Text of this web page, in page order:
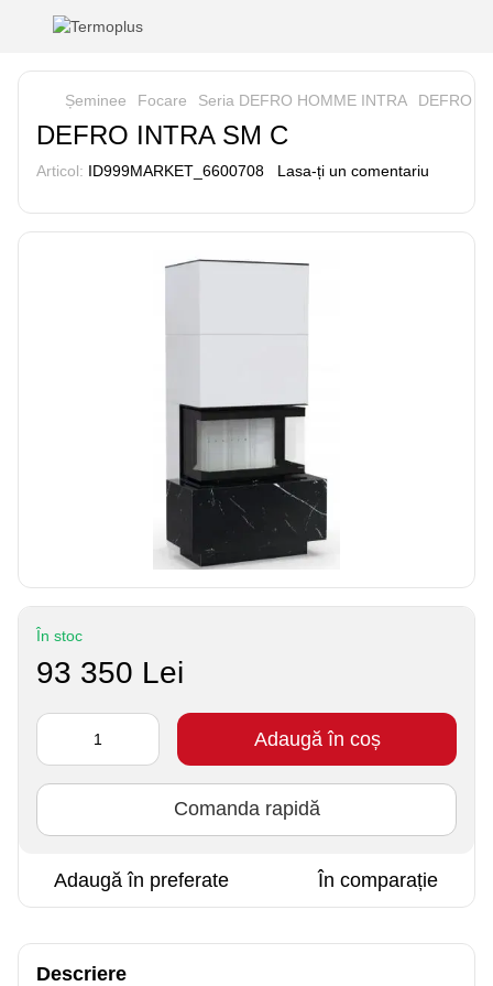
Șeminee Focare Seria DEFRO HOMME INTRA DEFRO
DEFRO INTRA SM C
Articol: ID999MARKET_6600708 Lasa-ți un comentariu
În stoc
93 350 Lei
Adaugă în coș
Comanda rapidă
Adaugă în preferate În comparație
Descriere